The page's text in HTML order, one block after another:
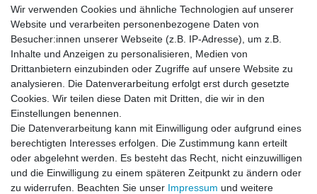
Impressum Daten­schutz­erklärung AGB
Barrierefreiheitserklärung Widerrufs­recht
Vertrag widerrufen Kontakt
© Copyright 2026 | Alle Rechte vorbehalten.
Wir verwenden Cookies und ähnliche Technologien auf unserer
Website und verarbeiten personenbezogene Daten von
Besucher:innen unserer Webseite (z.B. IP-Adresse), um z.B.
Inhalte und Anzeigen zu personalisieren, Medien von
Drittanbietern einzubinden oder Zugriffe auf unsere Website zu
analysieren. Die Datenverarbeitung erfolgt erst durch gesetzte
Cookies. Wir teilen diese Daten mit Dritten, die wir in den
Einstellungen benennen.
Die Datenverarbeitung kann mit Einwilligung oder aufgrund eines
berechtigten Interesses erfolgen. Die Zustimmung kann erteilt
oder abgelehnt werden. Es besteht das Recht, nicht einzuwilligen
und die Einwilligung zu einem späteren Zeitpunkt zu ändern oder
zu widerrufen. Beachten Sie unser Impressum und weitere